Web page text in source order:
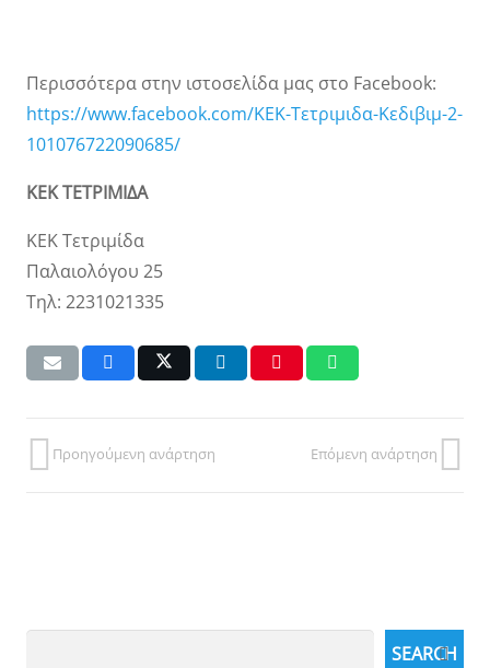
Περισσότερα στην ιστοσελίδα μας στο Facebook:
https://www.facebook.com/ΚΕΚ-Τετριμιδα-Κεδιβιμ-2-
101076722090685/
ΚΕΚ ΤΕΤΡΙΜΙΔΑ
ΚΕΚ Τετριμίδα
Παλαιολόγου 25
Τηλ: 2231021335
Προηγούμενη ανάρτηση Επόμενη ανάρτηση
SEARCH